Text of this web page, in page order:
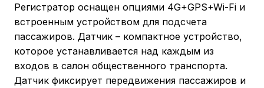
Регистратор оснащен опциями 4G+GPS+Wi-Fi и
встроенным устройством для подсчета
пассажиров. Датчик – компактное устройство,
которое устанавливается над каждым из
входов в салон общественного транспорта.
Датчик фиксирует передвижения пассажиров и